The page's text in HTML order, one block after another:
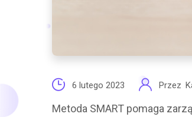
6 lutego 2023 Przez
Metoda SMART pomaga